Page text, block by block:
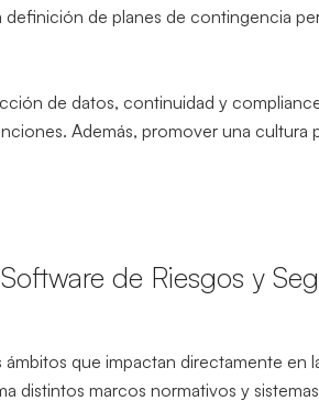
de planes de contingencia
de datos, continuidad y
Además, promover una
de Riesgos y
que impactan directamente
distintos marcos normativos y